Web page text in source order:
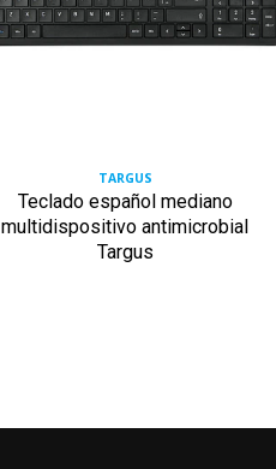
TARGUS
Teclado español mediano
multidispositivo antimicrobial
Targus